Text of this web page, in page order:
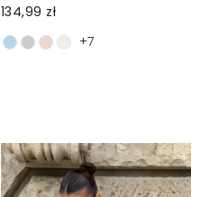
134,99 zł
+7